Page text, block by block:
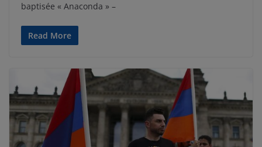
baptisée « Anaconda » –
Read More